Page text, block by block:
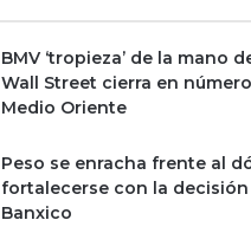
BMV ‘tropieza’ de la mano
Wall Street cierra en
Medio Oriente
Peso se enracha frente al
fortalecerse con la
Banxico